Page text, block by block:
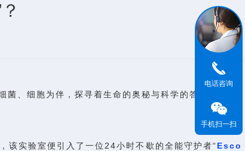
、细胞为伴，探寻着生命的奥秘与科学的答案。
该实验室便引入了一位24小时不歇的全能守护者“ Esco
电话咨询
手机扫一扫